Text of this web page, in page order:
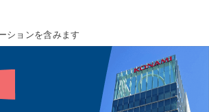
ションを含みます